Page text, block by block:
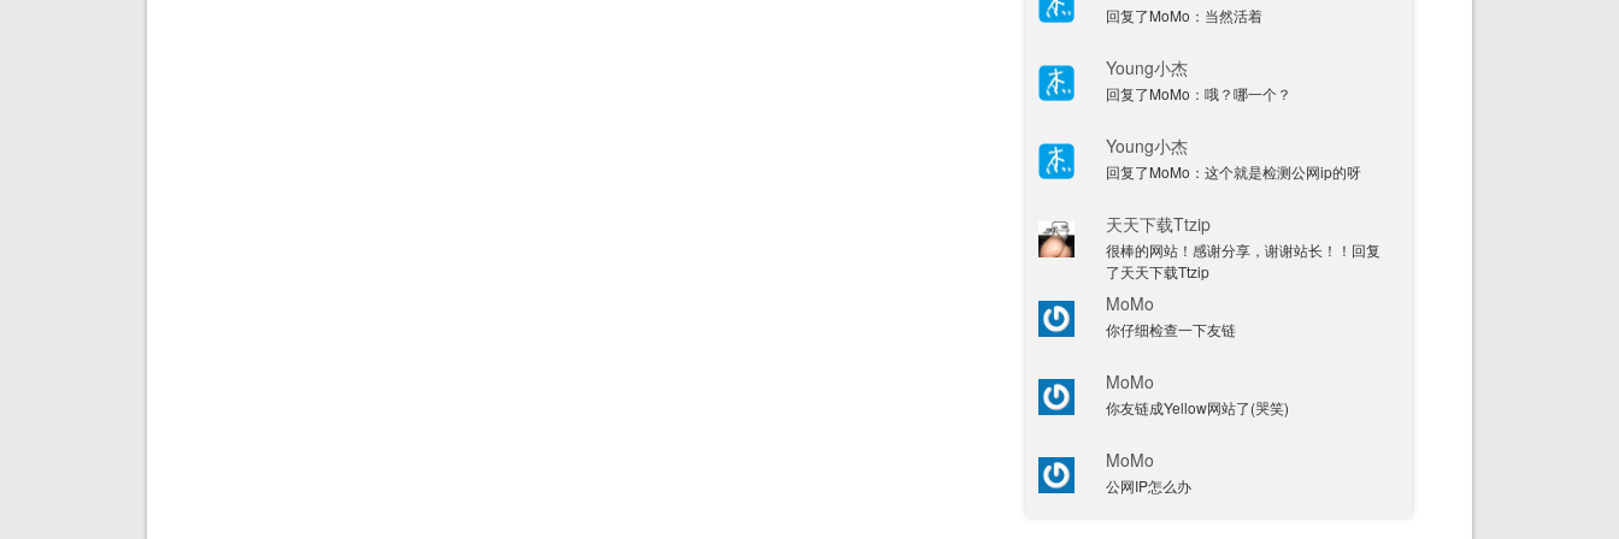
回复了MoMo：当然活着
Young小杰
回复了MoMo：哦？哪一个？
Young小杰
回复了MoMo：这个就是检测公网ip的呀
天天下载Ttzip
很棒的网站！感谢分享，谢谢站长！！回复
了天天下载Ttzip
MoMo
你仔细检查一下友链
MoMo
你友链成Yellow网站了(哭笑)
MoMo
公网IP怎么办